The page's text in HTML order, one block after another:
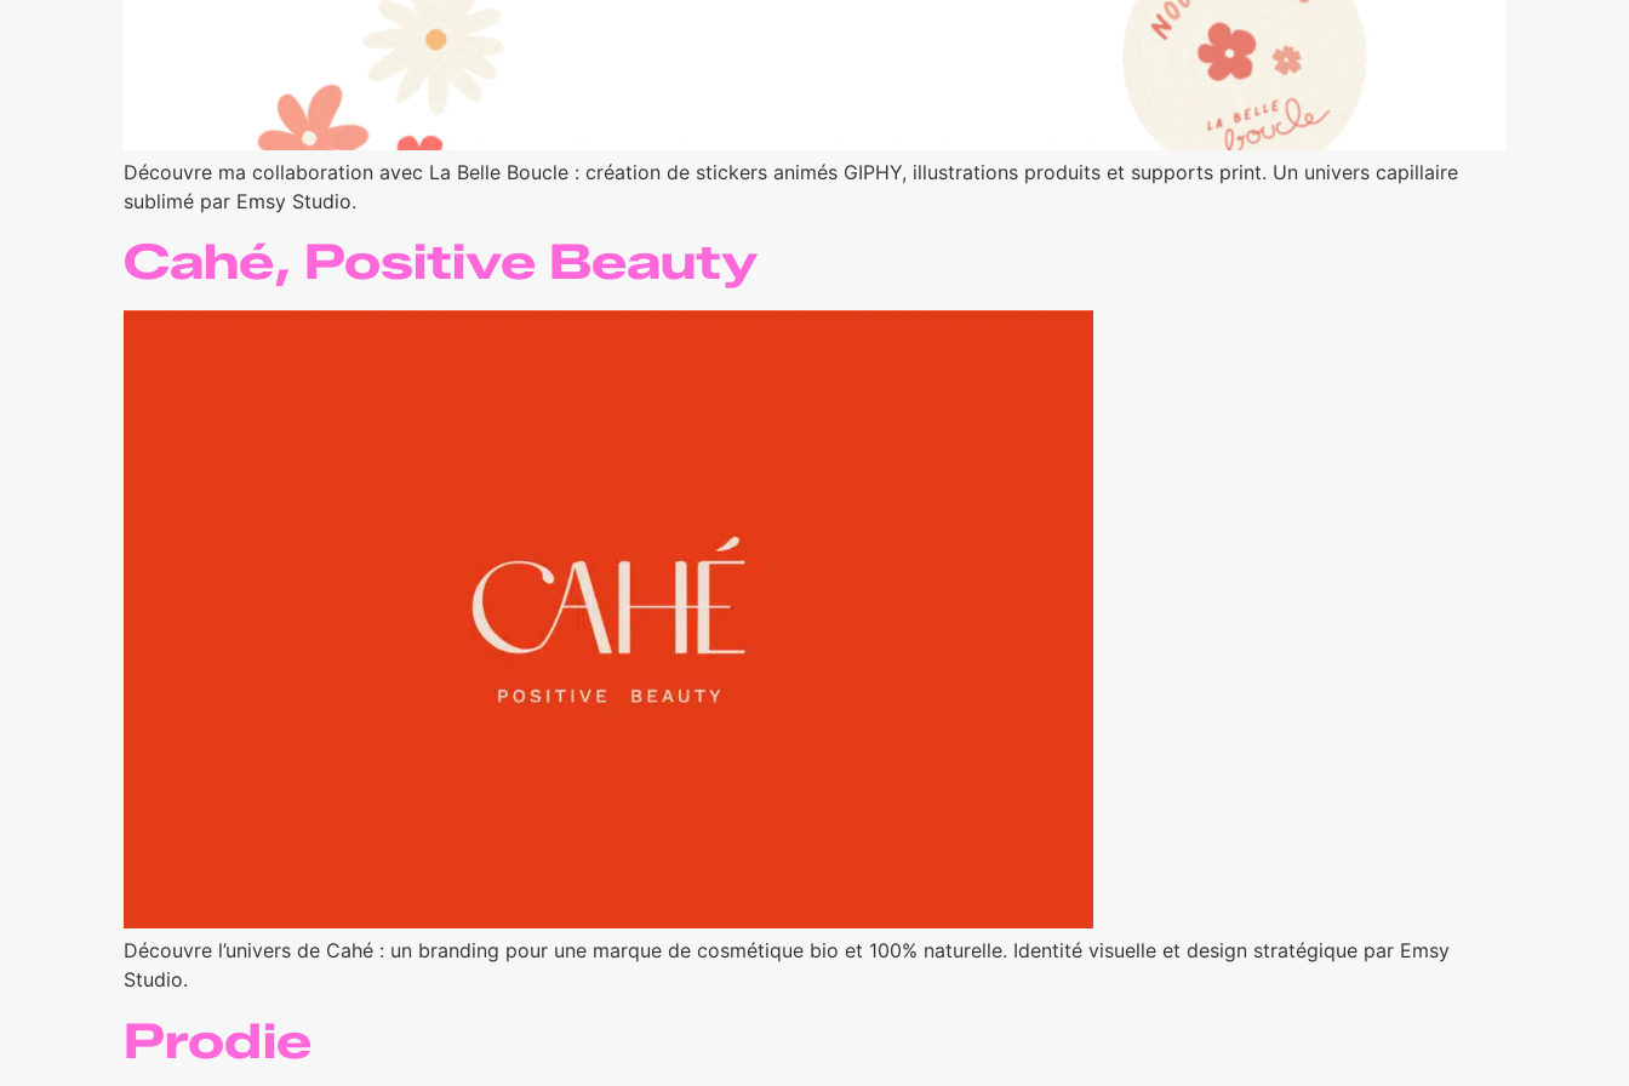
Découvre ma collaboration avec La Belle Boucle : création de stickers animés GIPHY, illustrations produits et supports print. Un univers capillaire
sublimé par Emsy Studio.
Cahé, Positive Beauty
Découvre l’univers de Cahé : un branding pour une marque de cosmétique bio et 100% naturelle. Identité visuelle et design stratégique par Emsy
Studio.
Prodie